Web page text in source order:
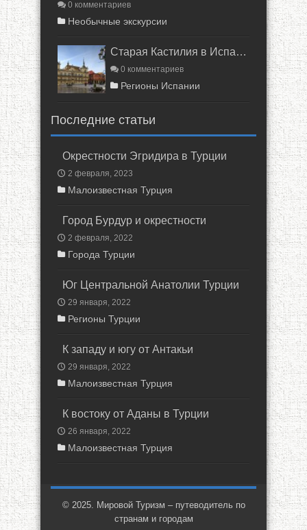
0 комментариев
Необычные экскурсии
Старая Кастилия в Испании
0 комментариев
Регионы Испании
Последние статьи
Окрестности Эгридира в Турции
2 февраля, 2023
Малоизвестная Турция
Город Бурдур и окрестности
2 февраля, 2022
Города Турции
Юг Центральной Анатолии Турции
29 января, 2022
Регионы Турции
К западу и югу от Антакьи
29 января, 2022
Малоизвестная Турция
К востоку от Аданы в Турции
26 января, 2022
Малоизвестная Турция
© 2025. Мировой Туризм – путеводитель по
странам и городам